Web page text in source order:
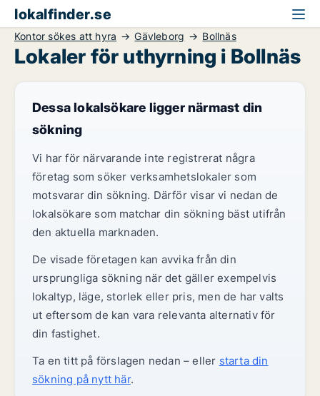
lokalfinder.se
Kontor sökes att hyra Gävleborg Bollnäs
Lokaler för uthyrning i Bollnäs
Dessa lokalsökare ligger närmast din
sökning
Vi har för närvarande inte registrerat några
företag som söker verksamhetslokaler som
motsvarar din sökning. Därför visar vi nedan de
lokalsökare som matchar din sökning bäst utifrån
den aktuella marknaden.
De visade företagen kan avvika från din
ursprungliga sökning när det gäller exempelvis
lokaltyp, läge, storlek eller pris, men de har valts
ut eftersom de kan vara relevanta alternativ för
din fastighet.
Ta en titt på förslagen nedan – eller starta din
sökning på nytt här.